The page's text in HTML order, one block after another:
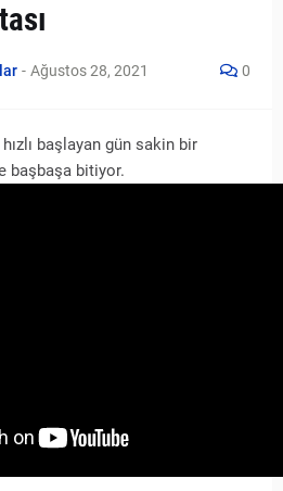
- Ağustos 28, 2021 0
başlayan gün sakin bir
başbaşa bitiyor.